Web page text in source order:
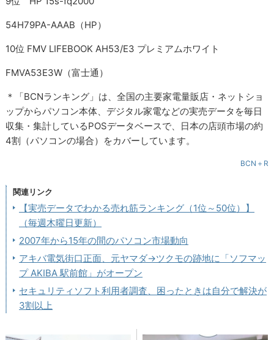
54H79PA-AAAB（HP）
10位 FMV LIFEBOOK AH53/E3 プレミアムホワイト
FMVA53E3W（富士通）
＊「BCNランキング」は、全国の主要家電量販店・ネットショ
ップからパソコン本体、デジタル家電などの実売データを毎日
収集・集計しているPOSデータベースで、日本の店頭市場の約
4割（パソコンの場合）をカバーしています。
BCN＋R
関連リンク
【実売データでわかる売れ筋ランキング（1位～50位）】
（毎週木曜日更新）
2007年から15年の間のパソコン市場動向
アキバ電気街口正面、元ヤマダ→ツクモの跡地に「ソフマッ
プ AKIBA 駅前館」がオープン
セキュリティソフト利用者調査、困ったときは自分で解決が
3割以上